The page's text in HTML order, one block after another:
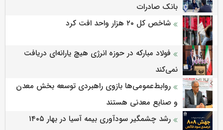
بانک صادرات
شاخص کل ۲۰ هزار واحد افت کرد
فولاد مبارکه در حوزه انرژی هیچ یارانه‌ای دریافت
نمی‌کند
روابط‌‌عمومی‌ها بازوی راهبردی توسعه بخش معدن
و صنایع معدنی هستند
رشد چشمگیر سودآوری بیمه آسیا در بهار ۱۴۰۵